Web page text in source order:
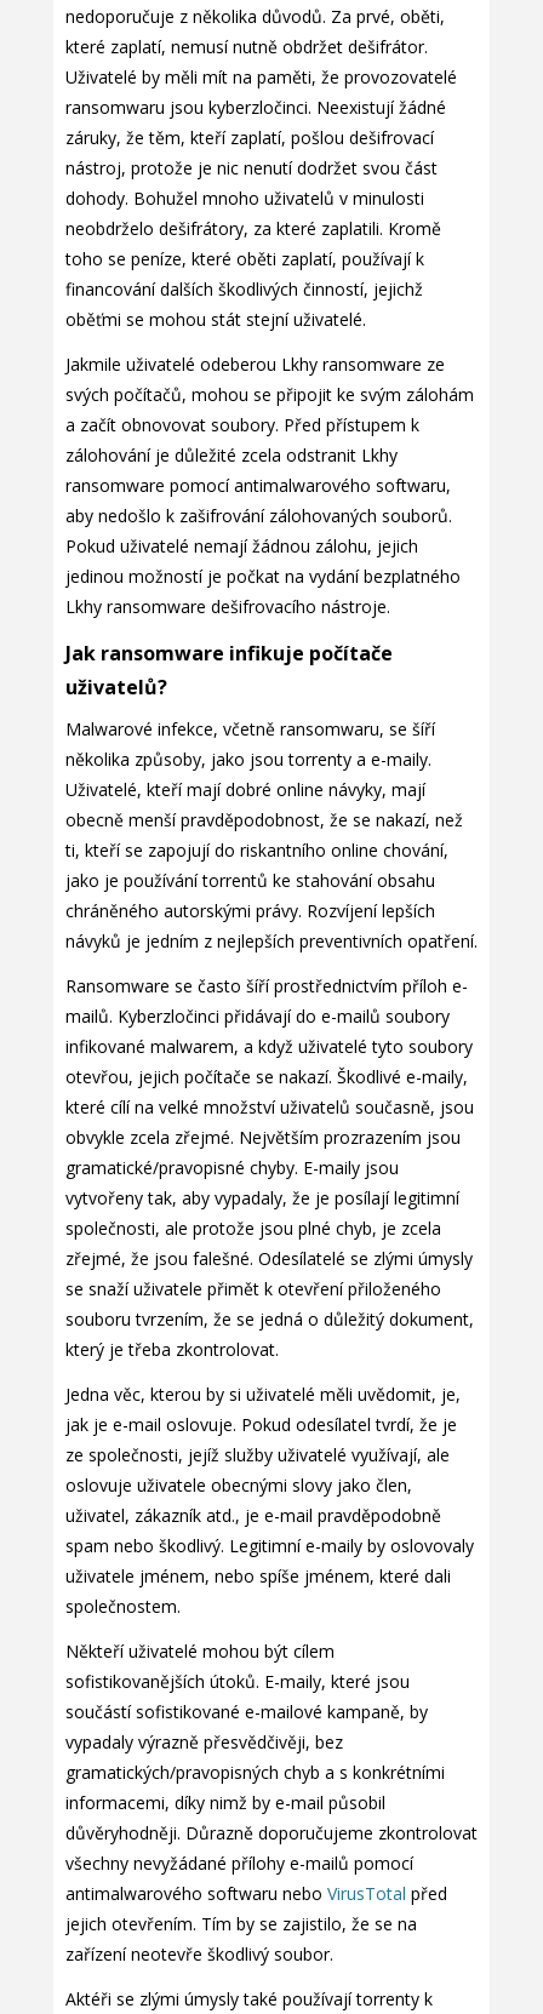
nedoporučuje z několika důvodů. Za prvé, oběti,
které zaplatí, nemusí nutně obdržet dešifrátor.
Uživatelé by měli mít na paměti, že provozovatelé
ransomwaru jsou kyberzločinci. Neexistují žádné
záruky, že těm, kteří zaplatí, pošlou dešifrovací
nástroj, protože je nic nenutí dodržet svou část
dohody. Bohužel mnoho uživatelů v minulosti
neobdrželo dešifrátory, za které zaplatili. Kromě
toho se peníze, které oběti zaplatí, používají k
financování dalších škodlivých činností, jejichž
oběťmi se mohou stát stejní uživatelé.
Jakmile uživatelé odeberou Lkhy ransomware ze
svých počítačů, mohou se připojit ke svým zálohám
a začít obnovovat soubory. Před přístupem k
zálohování je důležité zcela odstranit Lkhy
ransomware pomocí antimalwarového softwaru,
aby nedošlo k zašifrování zálohovaných souborů.
Pokud uživatelé nemají žádnou zálohu, jejich
jedinou možností je počkat na vydání bezplatného
Lkhy ransomware dešifrovacího nástroje.
Jak ransomware infikuje počítače
uživatelů?
Malwarové infekce, včetně ransomwaru, se šíří
několika způsoby, jako jsou torrenty a e-maily.
Uživatelé, kteří mají dobré online návyky, mají
obecně menší pravděpodobnost, že se nakazí, než
ti, kteří se zapojují do riskantního online chování,
jako je používání torrentů ke stahování obsahu
chráněného autorskými právy. Rozvíjení lepších
návyků je jedním z nejlepších preventivních opatření.
Ransomware se často šíří prostřednictvím příloh e-
mailů. Kyberzločinci přidávají do e-mailů soubory
infikované malwarem, a když uživatelé tyto soubory
otevřou, jejich počítače se nakazí. Škodlivé e-maily,
které cílí na velké množství uživatelů současně, jsou
obvykle zcela zřejmé. Největším prozrazením jsou
gramatické/pravopisné chyby. E-maily jsou
vytvořeny tak, aby vypadaly, že je posílají legitimní
společnosti, ale protože jsou plné chyb, je zcela
zřejmé, že jsou falešné. Odesílatelé se zlými úmysly
se snaží uživatele přimět k otevření přiloženého
souboru tvrzením, že se jedná o důležitý dokument,
který je třeba zkontrolovat.
Jedna věc, kterou by si uživatelé měli uvědomit, je,
jak je e-mail oslovuje. Pokud odesílatel tvrdí, že je
ze společnosti, jejíž služby uživatelé využívají, ale
oslovuje uživatele obecnými slovy jako člen,
uživatel, zákazník atd., je e-mail pravděpodobně
spam nebo škodlivý. Legitimní e-maily by oslovovaly
uživatele jménem, nebo spíše jménem, které dali
společnostem.
Někteří uživatelé mohou být cílem
sofistikovanějších útoků. E-maily, které jsou
součástí sofistikované e-mailové kampaně, by
vypadaly výrazně přesvědčivěji, bez
gramatických/pravopisných chyb a s konkrétními
informacemi, díky nimž by e-mail působil
důvěryhodněji. Důrazně doporučujeme zkontrolovat
všechny nevyžádané přílohy e-mailů pomocí
antimalwarového softwaru nebo VirusTotal před
jejich otevřením. Tím by se zajistilo, že se na
zařízení neotevře škodlivý soubor.
Aktéři se zlými úmysly také používají torrenty k